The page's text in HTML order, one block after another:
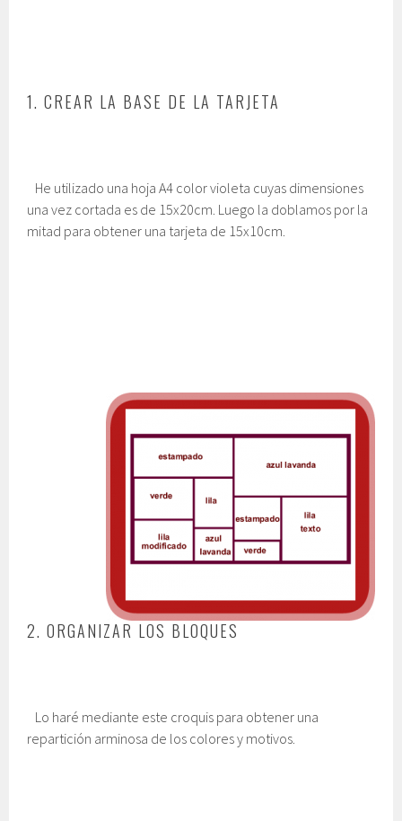
1. CREAR LA BASE DE LA TARJETA
He utilizado una hoja A4 color violeta cuyas dimensiones
una vez cortada es de 15x20cm. Luego la doblamos por la
mitad para obtener una tarjeta de 15x10cm.
2. ORGANIZAR LOS BLOQUES
Lo haré mediante este croquis para obtener una
repartición arminosa de los colores y motivos.